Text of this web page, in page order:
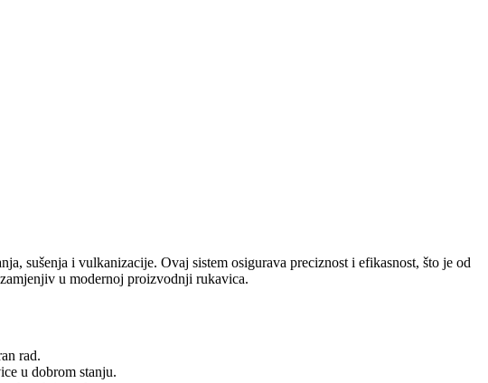
sušenja i vulkanizacije. Ovaj sistem osigurava preciznost i efikasnost, što je od
u modernoj proizvodnji rukavica.
rad.
u dobrom stanju.